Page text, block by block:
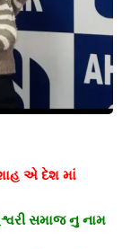
શાહ એ દેશ માં
સમાજ નુ નામ